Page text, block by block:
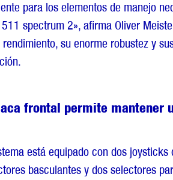
para los elementos de manejo
spectrum 2», afirma Oliver
su enorme robustez y
frontal permite mantener
está equipado con dos
basculantes y dos selectores